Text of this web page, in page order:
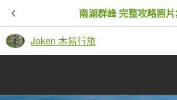
南湖群峰 完整攻略照
Jaken 木易行旅